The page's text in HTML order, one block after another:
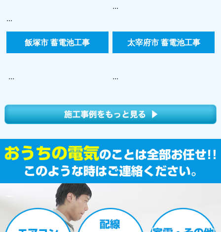
...
...
飯塚市 蓄電池工事
...
太宰府市 蓄電池工事
...